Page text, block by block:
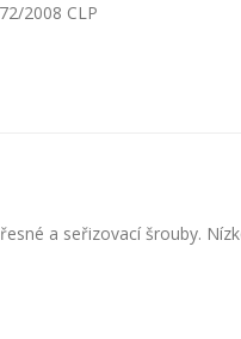
2008 CLP
a seřizovací šrouby.